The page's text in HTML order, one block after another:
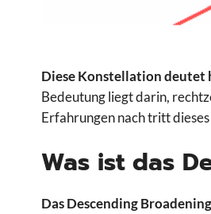
Diese Konstellation deutet
Bedeutung liegt darin,
Erfahrungen nach tritt
Was ist das
Das Descending